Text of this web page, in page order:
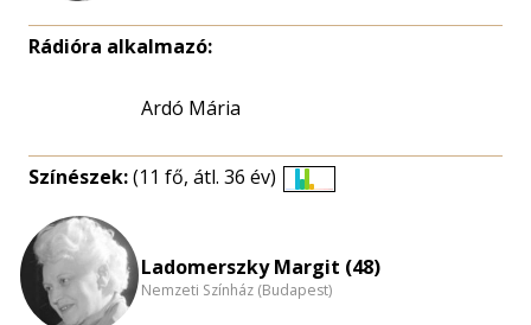
Rádióra alkalmazó:
Ardó Mária
Színészek:(11 fő, átl. 36 év)
nagyítása
Ladomerszky Margit (48)
Nemzeti Színház (Budapest)